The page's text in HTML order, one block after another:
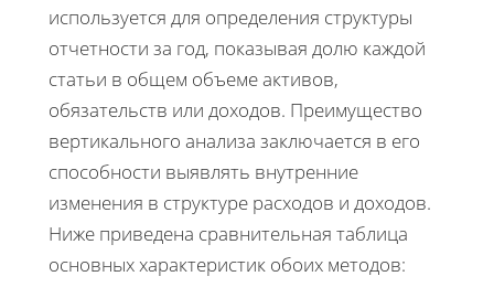
используется для определения структуры
отчетности за год, показывая долю каждой
статьи в общем объеме активов,
обязательств или доходов. Преимущество
вертикального анализа заключается в его
способности выявлять внутренние
изменения в структуре расходов и доходов.
Ниже приведена сравнительная таблица
основных характеристик обоих методов: